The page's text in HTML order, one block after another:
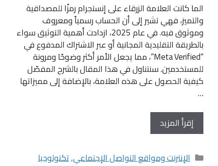
الما كانت العلامة الزرقاء على إنستجرام رمزًا للمصداقية
والتميز، فهي تشير إلى أن الحساب رسمياً ومعروف
وموثوق فيه. في عام 2025، ازدادت أهمية التوثيق سواء
بالطريقة التقليدية المجانية أو عبر الاشتراك المدفوع في
“Meta Verified”، مما يجعل الأمر أكثر وضوحًا ومرونة
للمستخدمين. سنتناول في هذا المقال بالشرح المفصّل
كيفية الحصول على هذه العلامة، بالإضافة إلى مميزاتها
…
إقرأ المزيد
التصنيفات
الإنترنت ومواقع التواصل الإجتماعي,تكنولوجيا